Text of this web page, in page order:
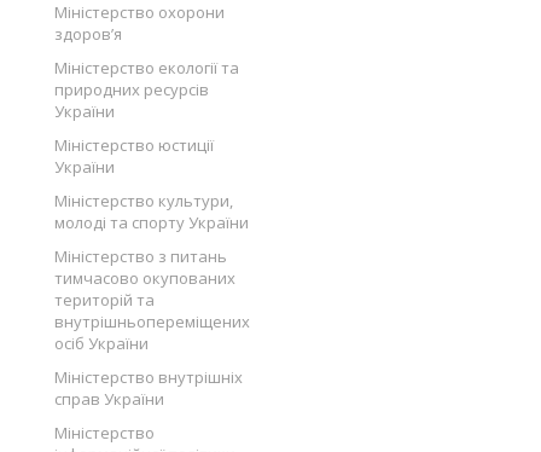
Міністерство охорони
здоров’я
Міністерство екології та
природних ресурсів
України
Міністерство юстиції
України
Міністерство культури,
молоді та спорту України
Міністерство з питань
тимчасово окупованих
територій та
внутрішньопереміщених
осіб України
Міністерство внутрішніх
справ України
Міністерство